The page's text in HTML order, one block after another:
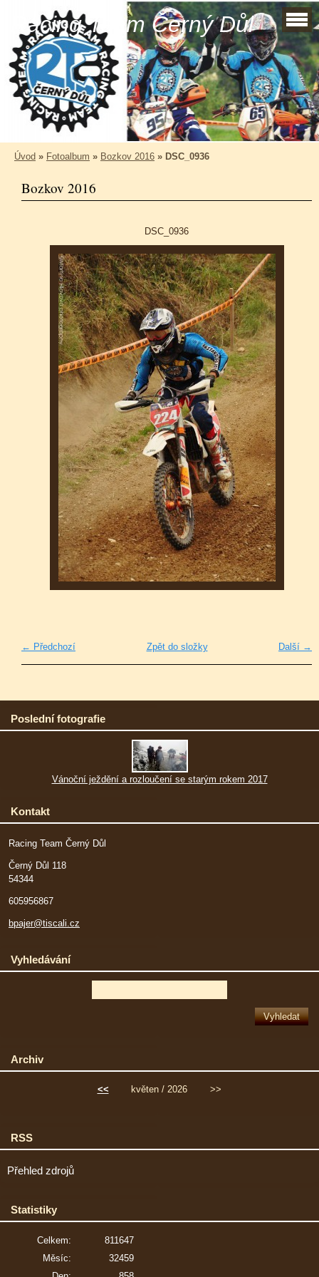
Racing Team Černý Důl
Úvod » Fotoalbum » Bozkov 2016 » DSC_0936
Bozkov 2016
DSC_0936
← Předchozí Další →
Zpět do složky
Poslední fotografie
Vánoční ježdění a rozloučení se starým rokem 2017
Kontakt
Racing Team Černý Důl
Černý Důl 118
54344
605956867
bpajer@tiscali.cz
Vyhledávání
Archiv
<< květen / 2026 >>
RSS
Přehled zdrojů
Statistiky
Celkem:
811647
Měsíc:
32459